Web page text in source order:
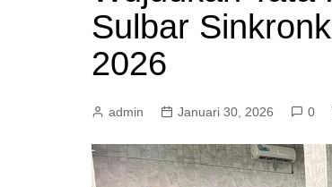
Mamasa
Sulbar
2026
admin Januari 30, 2026 0